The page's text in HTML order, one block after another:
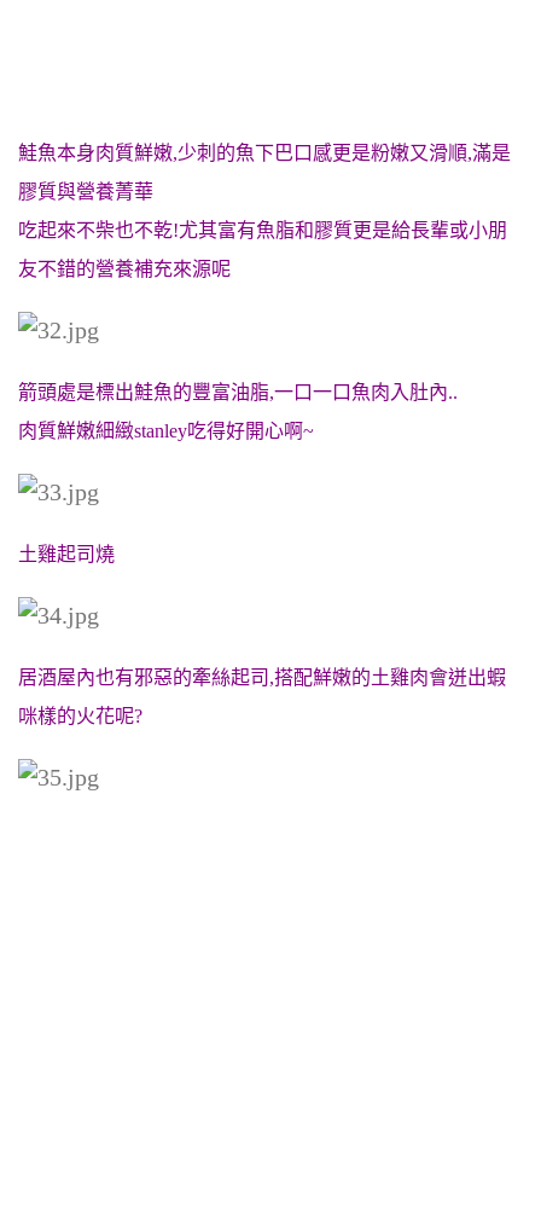
鮭魚本身肉質鮮嫩,少刺的魚下巴口感更是粉嫩又滑順,滿是
膠質與營養菁華
吃起來不柴也不乾!尤其富有魚脂和膠質更是給長輩或小朋
友不錯的營養補充來源呢
箭頭處是標出鮭魚的豐富油脂,一口一口魚肉入肚內..
肉質鮮嫩細緻stanley吃得好開心啊~
土雞起司燒
居酒屋內也有邪惡的牽絲起司,搭配鮮嫩的土雞肉會迸出蝦
咪樣的火花呢?